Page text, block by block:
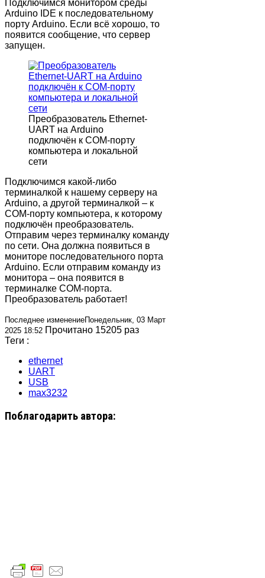
Подключимся монитором среды
Arduino IDE к последовательному
порту Arduino. Если всё хорошо, то
появится сообщение, что сервер
запущен.
Преобразователь Ethernet-
UART на Arduino
подключён к COM-порту
компьютера и локальной
сети
Подключимся какой-либо
терминалкой к нашему серверу на
Arduino, а другой терминалкой – к
COM-порту компьютера, к которому
подключён преобразователь.
Отправим через терминалку команду
по сети. Она должна появиться в
мониторе последовательного порта
Arduino. Если отправим команду из
монитора – она появится в
терминалке COM-порта.
Преобразователь работает!
Последнее изменениеПонедельник, 03 Март
2025 18:52 Прочитано 15205 раз
Теги :
ethernet
UART
USB
max3232
Поблагодарить автора: